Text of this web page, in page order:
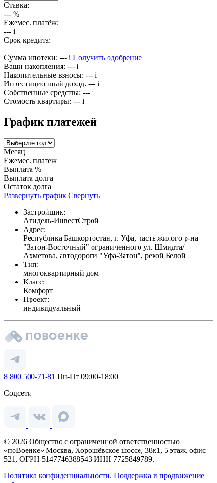
Ставка:
--- %
Ежемес. платёж:
--- i
Срок кредита:
---
Сумма ипотеки: --- i Получить одобрение
Ваши накопления: --- i
Накопительные взносы: --- i
Инвестиционный доход: --- i
Собственные средства: --- i
Стомость квартиры: --- i
График платежей
Месяц
Ежемес. платеж
Выплата %
Выплата долга
Остаток долга
Развернуть график Свернуть
Застройщик:
Агидель-ИнвестСтрой
Адрес:
Республика Башкортостан, г. Уфа, часть жилого р-на
"Затон-Восточный" ограниченного ул. Шмидта/
Ахметова, автодороги "Уфа-Затон", рекой Белой
Тип:
многоквартирный дом
Класс:
Комфорт
Проект:
индивидуальный
8 800 500-71-81 Пн-Пт 09:00-18:00
Соцсети
© 2026 Общество с ограниченной ответственностью
«поВоенке» Москва, Хорошёвское шоссе, 38к1, 5 этаж, офис
521, ОГРН 5147746388543 ИНН 7725849789.
Политика конфиденциальности. Поддержка и продвижение